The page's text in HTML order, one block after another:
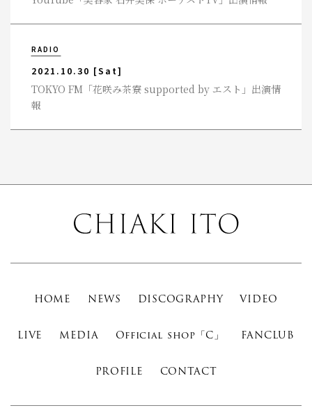
RADIO
2021.10.30 [Sat]
TOKYO FM「花咲み茶寮 supported by エスト」出演情
報
HOME NEWS DISCOGRAPHY VIDEO
LIVE MEDIA Official shop「C」 FANCLUB
PROFILE CONTACT